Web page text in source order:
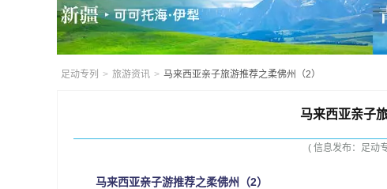
足动专列 > 旅游资讯 > 马来西亚亲子旅游推荐之柔佛州（2）
马来西亚亲子
( 信息发布：足动
马来西亚亲子游推荐之柔佛州（2）